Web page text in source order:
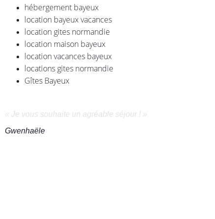
hébergement bayeux
location bayeux vacances
location gites normandie
location maison bayeux
location vacances bayeux
locations gites normandie
Gîtes Bayeux
« Je vous souhaite un agréable séjour ! »
Gwenhaële